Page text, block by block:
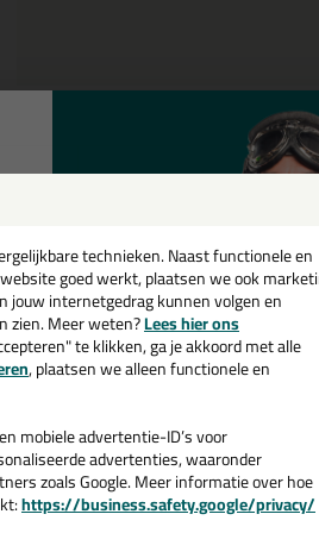
Specificaties
p/st in
st in Sikkens F2.05.55 vandaag nog!
en kenmerken van dit product?Lees
technieken. Naast functionele en
goed werkt, plaatsen we ook
jouw internetgedrag kunnen volgen en
zien. Meer weten?Lees hier ons
te klikken, ga je akkoord met alle
, plaatsen we alleen functionele en
mobiele advertentie-ID’s voor
advertenties, waaronder
zoals Google. Meer informatie over hoe
https://business.safety.google/privacy/